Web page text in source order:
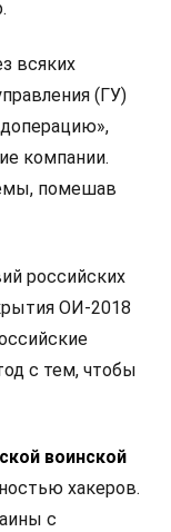
всяких
(ГУ)
компании.
помешав
российских
ОИ-2018
с тем, чтобы
воинской
хакеров.
с